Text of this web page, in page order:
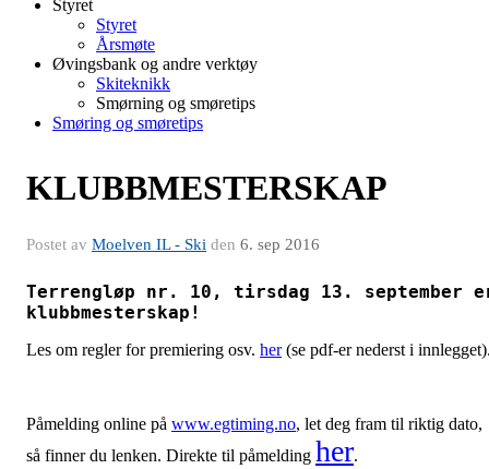
Styret
Styret
Årsmøte
Øvingsbank og andre verktøy
Skiteknikk
Smørning og smøretips
Smøring og smøretips
KLUBBMESTERSKAP
Postet av Moelven IL - Ski den 6. sep 2016
Terrengløp nr. 10, tirsdag 13. september
klubbmesterskap!
Les om regler for premiering osv. her(se pdf-er nederst i
Påmelding online på www.egtiming.no, let deg fram til riktig dato,
så finner du lenken. Direkte til påmelding her.